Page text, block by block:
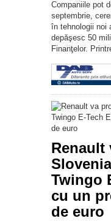
Companiile pot
septembrie,
în tehnologii noi
depăşesc 50
Finanţelor.
Renault
Twingo
cu un
de euro